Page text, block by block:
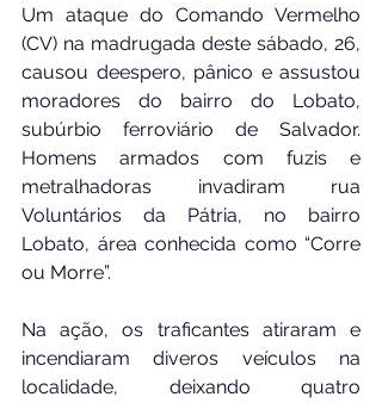
Um ataque do Comando Vermelho
(CV) na madrugada deste sábado, 26,
causou deespero, pânico e assustou
moradores do bairro do Lobato,
subúrbio ferroviário de Salvador.
Homens armados com fuzis e
metralhadoras invadiram rua
Voluntários da Pátria, no bairro
Lobato, área conhecida como “Corre
ou Morre”.
Na ação, os traficantes atiraram e
incendiaram diveros veículos na
localidade, deixando quatro